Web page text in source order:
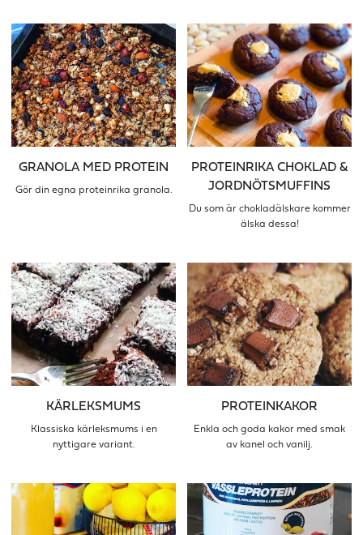
GRANOLA MED PROTEIN
Gör din egna proteinrika granola.
PROTEINRIKA CHOKLAD &
JORDNÖTSMUFFINS
Du som är chokladälskare kommer
älska dessa!
KÄRLEKSMUMS
Klassiska kärleksmums i en
nyttigare variant.
PROTEINKAKOR
Enkla och goda kakor med smak
av kanel och vanilj.